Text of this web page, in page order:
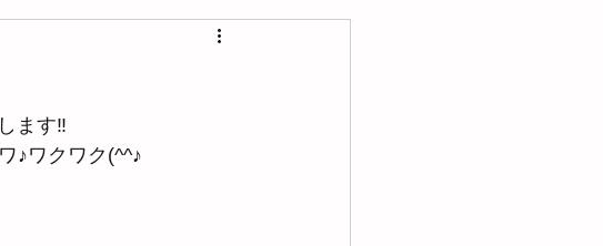
ます‼
♪ワクワク(^^♪